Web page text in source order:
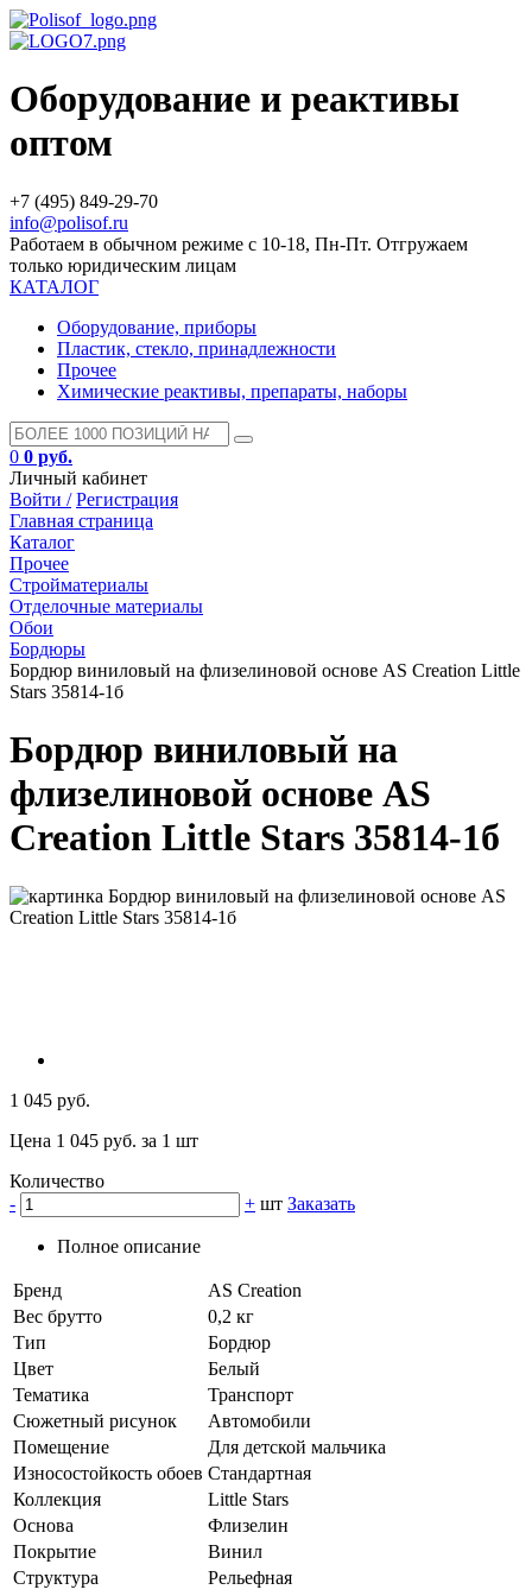
Оборудование и реактивы
оптом
+7 (495) 849-29-70
info@polisof.ru
Работаем в обычном режиме с 10-18, Пн-Пт. Отгружаем
только юридическим лицам
КАТАЛОГ
Оборудование, приборы
Пластик, стекло, принадлежности
Прочее
Химические реактивы, препараты, наборы
0 0 руб.
Личный кабинет
Войти / Регистрация
Главная страница
Каталог
Прочее
Стройматериалы
Отделочные материалы
Обои
Бордюры
Бордюр виниловый на флизелиновой основе AS Creation Little
Stars 35814-1б
Бордюр виниловый на
флизелиновой основе AS
Creation Little Stars 35814-1б
1 045 руб.
Цена 1 045 руб. за 1 шт
Количество
-
+ шт Заказать
Полное описание
Бренд
AS Creation
Вес брутто
0,2 кг
Тип
Бордюр
Цвет
Белый
Тематика
Транспорт
Сюжетный рисунок
Автомобили
Помещение
Для детской мальчика
Износостойкость обоев Стандартная
Коллекция
Little Stars
Основа
Флизелин
Покрытие
Винил
Структура
Рельефная